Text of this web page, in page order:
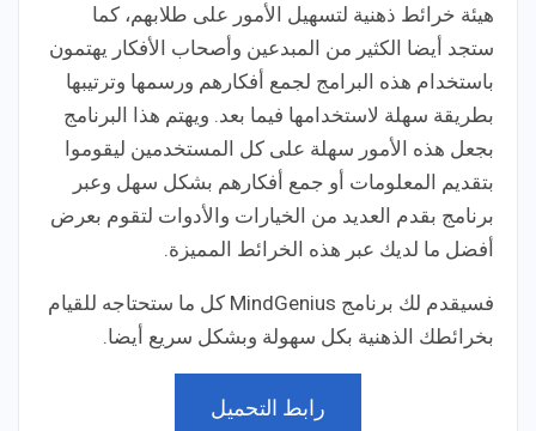
هيئة خرائط ذهنية لتسهيل الأمور على طلابهم، كما
ستجد أيضا الكثير من المبدعين وأصحاب الأفكار يهتمون
باستخدام هذه البرامج لجمع أفكارهم ورسمها وترتيبها
بطريقة سهلة لاستخدامها فيما بعد. ويهتم هذا البرنامج
بجعل هذه الأمور سهلة على كل المستخدمين ليقوموا
بتقديم المعلومات أو جمع أفكارهم بشكل سهل وعبر
برنامج بقدم العديد من الخيارات والأدوات لتقوم بعرض
أفضل ما لديك عبر هذه الخرائط المميزة.
فسيقدم لك برنامج MindGenius كل ما ستحتاجه للقيام
بخرائطك الذهنية بكل سهولة وبشكل سريع أيضا.
رابط التحميل